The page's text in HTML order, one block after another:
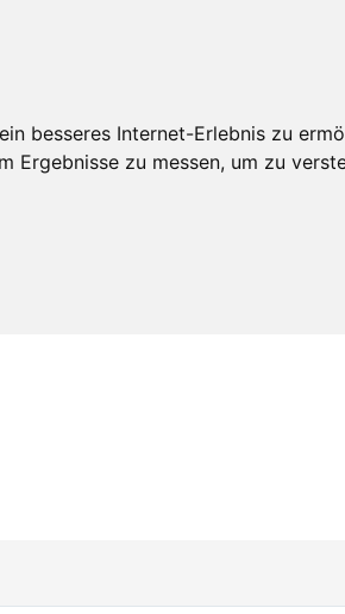
besseres Internet-Erlebnis zu
zu messen, um zu
IT-STORE MEIN KONTO JOBS &